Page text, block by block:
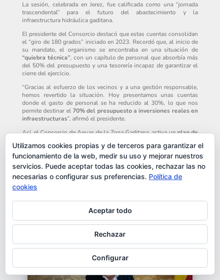
La sesión, celebrada en Jerez, fue calificada como una “jornada
trascendental” para el futuro del abastecimiento y la
infraestructura hidráulica gaditana.
El presidente del Consorcio destacó que estas cuentas consolidan
el “giro de 180 grados” iniciado en 2023. Recordó que, al inicio de
su mandato, el organismo se encontraba en una situación de
“quiebra técnica”, con un capítulo de personal que absorbía más
del 50% del presupuesto y una tesorería incapaz de garantizar el
cierre del ejercicio.
“Gracias al esfuerzo de los vecinos y a una gestión responsable,
hemos revertido la situación. Hoy presentamos unas cuentas
donde el gasto de personal se ha reducido al 30%, lo que nos
permite destinar el70% del presupuesto a inversiones reales en
infraestructuras”, afirmó el presidente.
Así, el Consorcio de Aguas de la Zona Gaditana, activa unplan de
Modernizar la red de abastecimiento en alta
Mejorar los sistemas de tratamiento
Reforzar la garantía de suministro para elmillón de habitantes
que dependen del Consorcio
Optimizar la eficiencia en un contexto de
provincia
El presidente subrayó que el ente pasa “de la supervivencia a la
planificación de futuro”.
Utilizamos cookies propias y de terceros para garantizar el
funcionamiento de la web, medir su uso y mejorar nuestros
servicios. Puede aceptar todas las cookies, rechazar las no
necesarias o configurar sus preferencias. Política de
cookies
Aceptar todo
Rechazar
Configurar